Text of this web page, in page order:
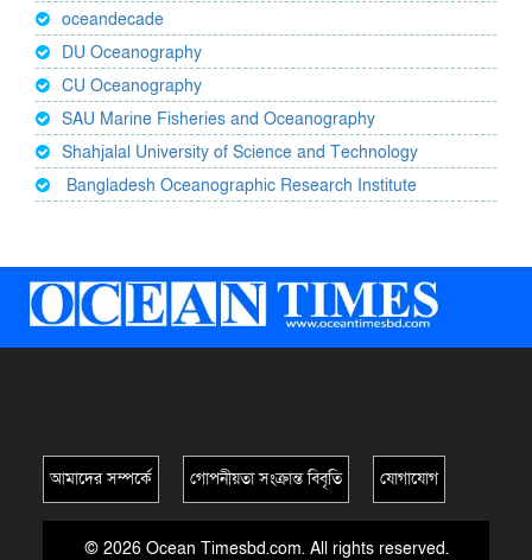
oceandecade
DU Oceanography
CU Oceanography
SAU Marine Fisheries and Oceanography
Shahjalal University of Science and Technology
Bangladesh Oceanographic Research Institute
আমাদের সম্পর্কে গোপনীয়তা সংক্রান্ত বিবৃতি যোগাযোগ
© 2026 Ocean Timesbd.com. All rights reserved.